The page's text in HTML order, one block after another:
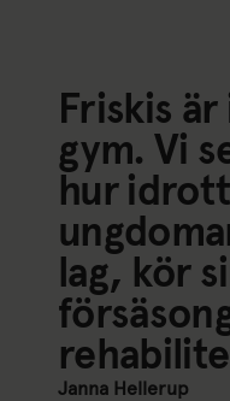
Friskis
gym. Vi
hur
lag, kör
Janna Hellerup